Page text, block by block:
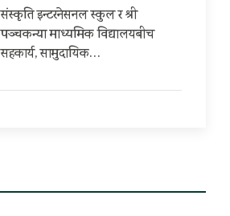
संस्कृति इन्टरनेसनल स्कुल र श्री
पञ्चकन्या माध्यमिक विद्यालयबीच
सहकार्य, सामुदायिक…